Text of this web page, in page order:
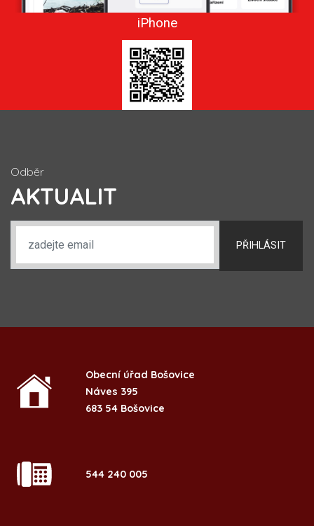
iPhone
Odběr
AKTUALIT
PŘIHLÁSIT
Obecní úřad Bošovice
Náves 395
683 54 Bošovice
544 240 005